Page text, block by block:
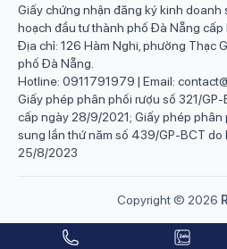
Giấy chứng nhận đăng ký kinh
hoạch đầu tư thành phố Đà Nẵng
Địa chỉ: 126 Hàm Nghi, phường Thạc
phố Đà Nẵng.
Hotline: 0911791979 | Email:
Giấy phép phân phối rượu số 321/
cấp ngày 28/9/2021; Giấy phép phân
sung lần thứ năm số 439/GP-BCT
25/8/2023
Copyright © 2026